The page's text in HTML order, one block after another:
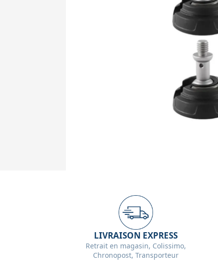
LIVRAISON EXPRESS
Retrait en magasin, Colissimo,
Chronopost, Transporteur